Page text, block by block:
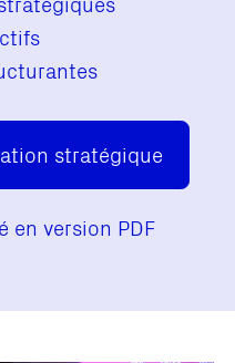
stratégique
en version PDF